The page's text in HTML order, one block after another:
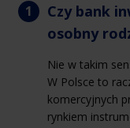
Czy bank
osobny
Nie w takim
W Polsce to
komercyjnych
rynkiem